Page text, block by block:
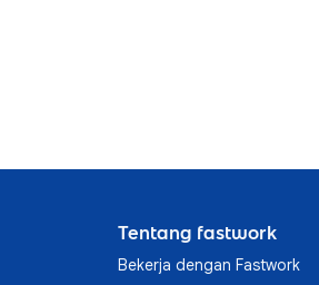
Tentang fastwork
Bekerja dengan Fastwork